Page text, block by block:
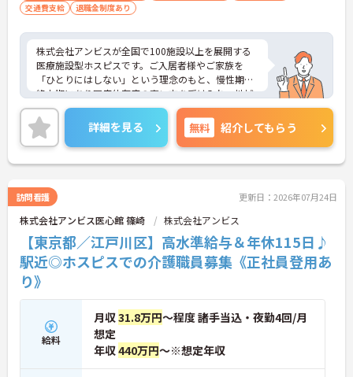
交通費支給
退職金制度あり
株式会社アンビスが全国で100施設以上を展開する
医療施設型ホスピスです。ご入居者様やご家族を
「ひとりにはしない」という理念のもと、慢性期や
終末期にあり医療依存度の高い方を受け入れ、地域
医療を支える社会的意義の高い事業を推進していま
す。現場には看護師が24時間常駐しています。急変
時の対応や医療行為は看護師が担当するため、初任
者研修や実務者研修の方も食事介助や入浴介助など
の生活を支えるケアに専念できる環境です。多職種
連携の体制がしっかりと整っています。働き方の面
では、夜勤明けの翌日が原則として公休となるほ
か、月平均の残業時間も5時間から7時間程度とかな
り少なめです。常勤スタッフの比率が90パーセント
を超えているため急な勤務変更が発生しにくく、あ
らかじめ決められた訪問予定表に沿って規則正しく
働けます。入職後は現場スタッフによるお一人おひ
とりに合わせた個別のOJT研修が実施されます。eラ
専門性を着実に深めていける環境が用意されていま
す。
★おすすめPOINT★
詳細を見る 無料 紹介してもらう
訪問看護 更新日：2026年07月24日
株式会社アンビス医心館 篠崎 株式会社アンビス
【東京都／江戸川区】高水準給与＆年休115日♪
駅近◎ホスピスでの介護職員募集《正社員登用あ
り》
給料
月収31.8万円～程度 諸手当込・夜勤4回/月
想定
年収440万円～※想定年収